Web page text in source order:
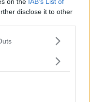
disclose it to other
one or more Google
You may click to
in below Google
come presentatrice
puntata del 10
Siani.